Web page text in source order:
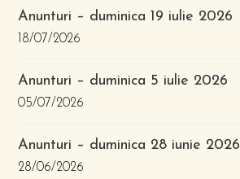
Anunturi – duminica 19 iulie 2026
18/07/2026
Anunturi – duminica 5 iulie 2026
05/07/2026
Anunturi – duminica 28 iunie 2026
28/06/2026